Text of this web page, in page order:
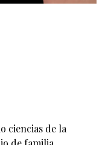
ciencias de la